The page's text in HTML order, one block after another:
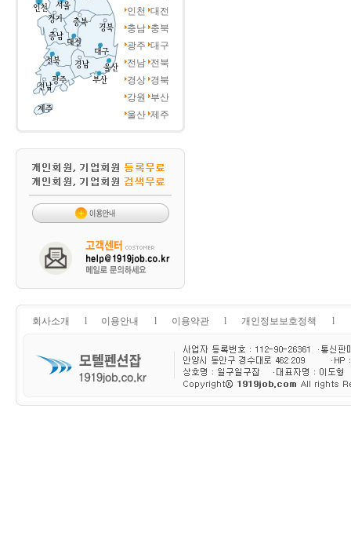
인천 대전
충남 충북
광주 대구
전남 전북
경상 경북
강원
부산
울산 제주
회사소개 l 이용안내 l 이용약관 l 개인정보보호정책 l